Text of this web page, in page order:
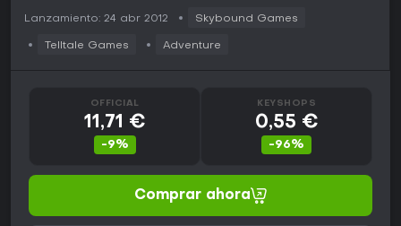
Lanzamiento: 24 abr 2012 Skybound Games
Telltale Games Adventure
OFFICIAL
11,71 €
-9%
KEYSHOPS
0,55 €
-96%
Comprar ahora